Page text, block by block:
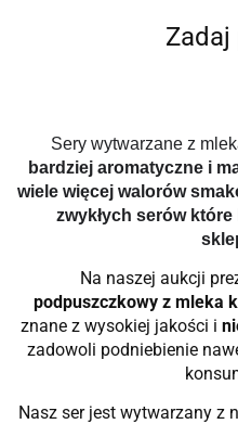
Zadaj
Sery wytwarzane z
bardziej aromatyczne i
wiele więcej walorów
zwykłych serów
Na naszej aukcji
podpuszczkowy z mleka
znane z wysokiej jakości i
zadowoli podniebienie
Nasz ser jest wytwarzany z